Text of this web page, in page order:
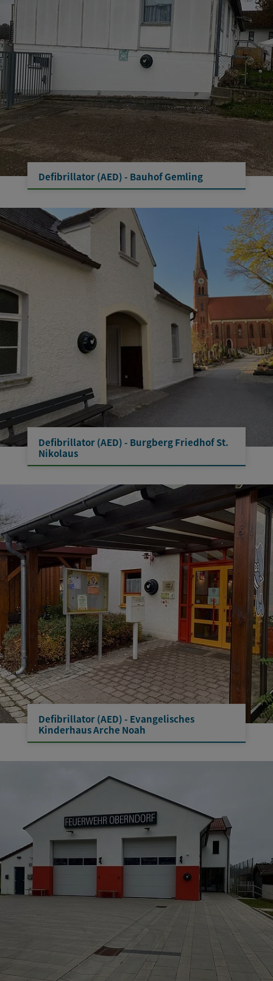
Defibrillator (AED) - Bauhof Gemling
Defibrillator (AED) - Burgberg Friedhof St.
Nikolaus
Defibrillator (AED) - Evangelisches
Kinderhaus Arche Noah